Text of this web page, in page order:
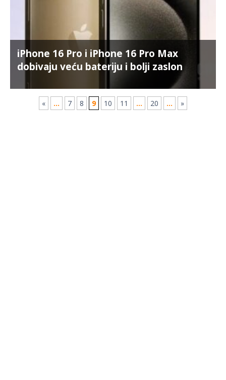
iPhone 16 Pro i iPhone 16 Pro Max
dobivaju veću bateriju i bolji zaslon
« ... 7 8 9 10 11 ... 20 ... »